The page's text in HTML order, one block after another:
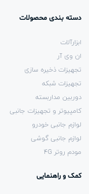
دسته بندی محصولات
ابزارآلات
ان وی آر
تجهیزات ذخیره سازی
تجهیزات شبکه
دوربین مداربسته
کامپیوتر و تجهیزات جانبی
لوازم جانبی خودرو
لوازم جانبی گوشی
مودم روتر 4G
کمک و راهنمایی